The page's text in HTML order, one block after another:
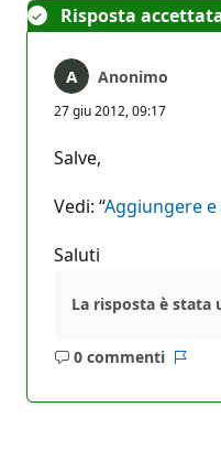
Risposta
Anonimo
27 giu 2012, 09:17
Salve,
Vedi: “Aggiungere
Saluti
La risposta è stata
0 commenti
Nessun